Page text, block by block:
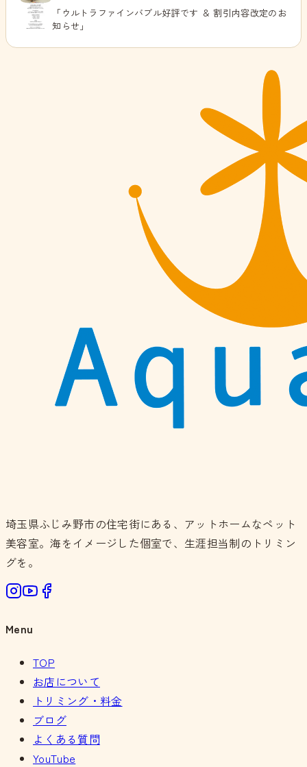
「ウルトラファインバブル好評です ＆ 割引内容改定のお
知らせ」
埼玉県ふじみ野市の住宅街にある、アットホームなペット
美容室。海をイメージした個室で、生涯担当制のトリミン
グを。
Menu
TOP
お店について
トリミング・料金
ブログ
よくある質問
YouTube